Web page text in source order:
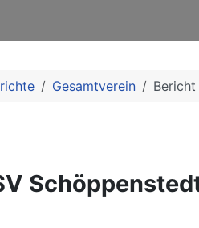
Gesamtverein Bericht